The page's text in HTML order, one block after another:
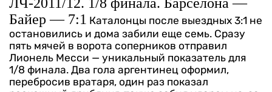
Байер — 7:1 Каталонцы после выездных 3:1 не
остановились и дома забили еще семь. Сразу
пять мячей в ворота соперников отправил
Лионель Месси — уникальный показатель для
1/8 финала. Два гола аргентинец оформил,
перебросив вратаря, один раз показал